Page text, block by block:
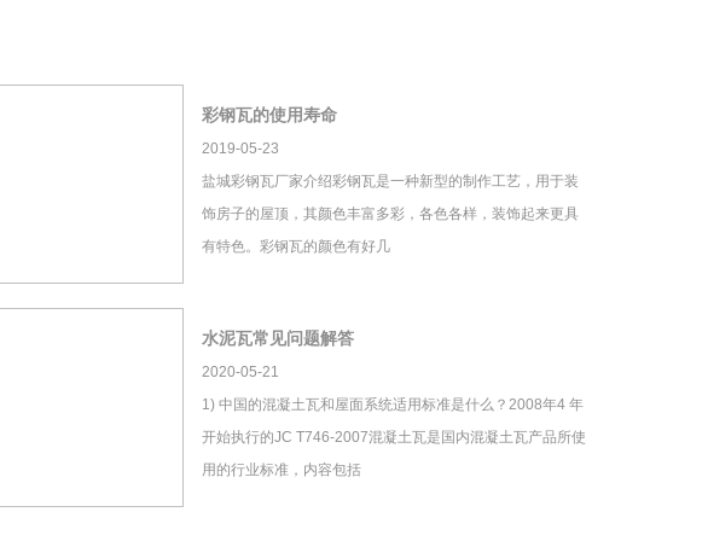
彩钢瓦的使用寿命
2019-05-23
盐城彩钢瓦厂家介绍彩钢瓦是一种新型的制作工艺，用于装
饰房子的屋顶，其颜色丰富多彩，各色各样，装饰起来更具
有特色。彩钢瓦的颜色有好几
水泥瓦常见问题解答
2020-05-21
1) 中国的混凝土瓦和屋面系统适用标准是什么？2008年4 年
开始执行的JC T746-2007混凝土瓦是国内混凝土瓦产品所使
用的行业标准，内容包括